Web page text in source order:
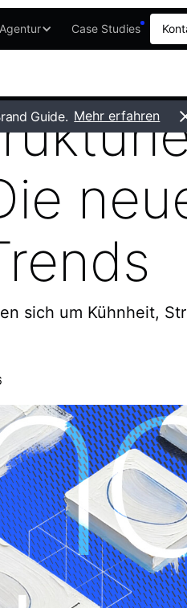
Agentur Case Studies
Guide. Mehr erfahren
sich um Kühnheit,